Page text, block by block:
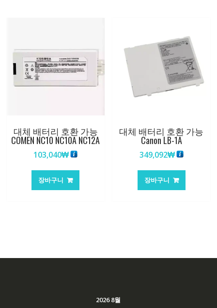
대체 배터리 호환 가능
COMEN NC10 NC10A NC12A
103,040₩
장바구니
대체 배터리 호환 가능
Canon LB-1A
349,092₩
장바구니
2026 8월